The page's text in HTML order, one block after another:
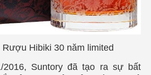
Rượu Hibiki 30 năm limited
2016, Suntory đã tạo ra sự bất